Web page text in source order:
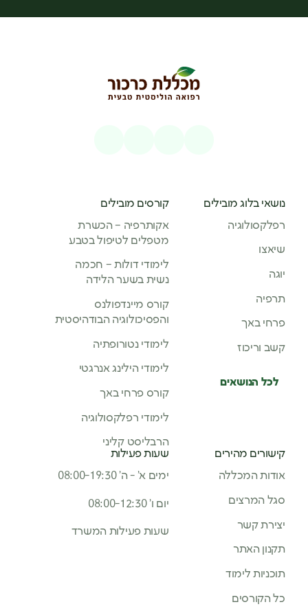
נושאי בלוג מובילים
רפלקסולוגיה
שיאצו
יוגה
תרפיה
פרחי באך
קשב וריכוז
לכל הנושאים
קורסים מובילים
אקותרפיה – הכשרת
מטפלים לטיפול בטבע
לימודי דולות – חכמה
נשית בשער הלידה
קורס מיינדפולנס
והפסיכולוגיה הבודהיסטית
לימודי נטורופתיה
לימודי הילינג אנרגטי
קורס פרחי באך
לימודי רפלקסולוגיה
הרבליסט קליני
קישורים מהירים
אודות המכללה
סגל המרצים
יצירת קשר
תקנון האתר
תוכניות לימוד
כל הקורסים
שעות פעילות
ימים א’ - ה’ 08:00-19:30
יום ו’ 08:00-12:30
שעות פעילות המשרד